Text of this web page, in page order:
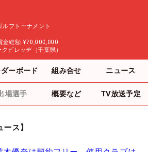
フトーナメント
金総額 ¥70,000,000
ビレッヂ（千葉県）
ダーボード 組み合せ ニュース
場選手 概要など TV放送予定
ス】